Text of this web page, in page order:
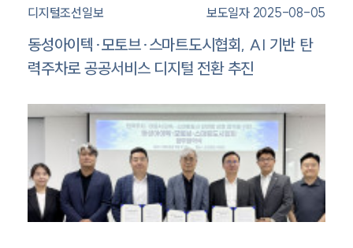
디지털조선일보 보도일자 2025-08-05
동성아이텍·모토브·스마트도시협회, AI 기반 탄
력주차로 공공서비스 디지털 전환 추진